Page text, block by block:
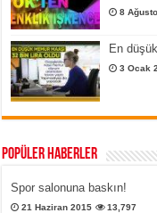
8
En
3 Ocak
Popüler Haberler
Spor salonuna baskın!
21 Haziran 2015 13,797